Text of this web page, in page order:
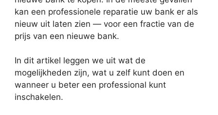
kan een professionele reparatie uw bank er als
nieuw uit laten zien — voor een fractie van de
prijs van een nieuwe bank.
In dit artikel leggen we uit wat de
mogelijkheden zijn, wat u zelf kunt doen en
wanneer u beter een professional kunt
inschakelen.